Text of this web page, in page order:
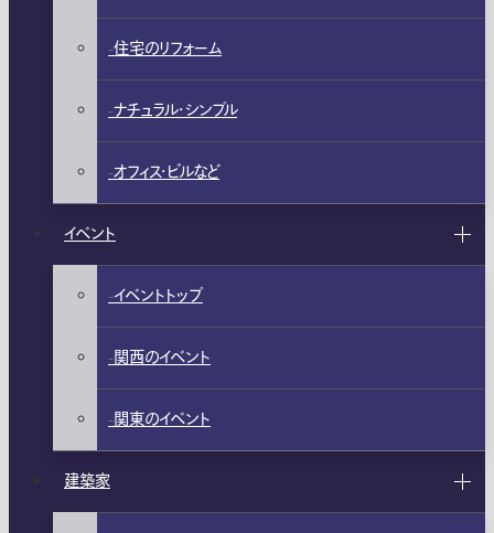
住宅のリフォーム
ナチュラル・シンプル
オフィス・ビルなど
イベント
イベントトップ
関西のイベント
関東のイベント
建築家